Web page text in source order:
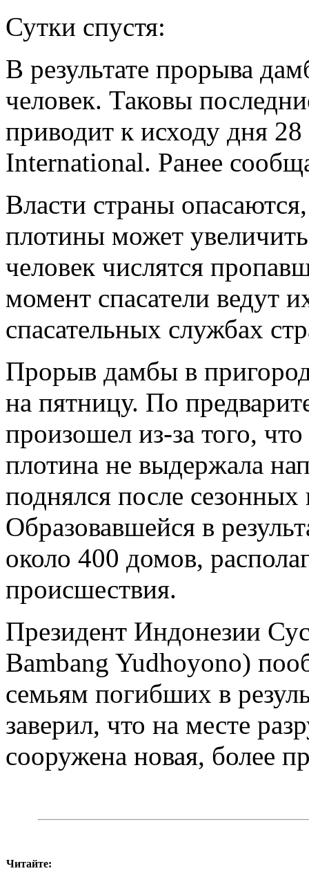
Сутки спустя:
В результате прорыва
человек. Таковы
приводит к исходу дня
International. Ранее
Власти страны
плотины может
человек числятся
момент спасатели ведут
спасательных службах
Прорыв дамбы в
на пятницу. По
произошел из-за того,
плотина не выдержала
поднялся после
Образовавшейся в
около 400 домов,
происшествия.
Президент Индонезии
Bambang Yudhoyono)
семьям погибших в
заверил, что на месте
сооружена новая, более
Читайте: